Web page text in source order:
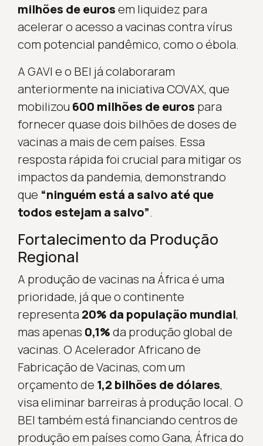
milhões de eurosem liquidez para
acelerar o acesso a vacinas contra vírus
com potencial pandêmico, como o ébola.
A GAVI e o BEI já colaboraram
anteriormente na iniciativa COVAX, que
mobilizou 600 milhões de euros para
fornecer quase dois bilhões de doses de
vacinas a mais de cem países. Essa
resposta rápida foi crucial para mitigar os
impactos da pandemia, demonstrando
que “ninguém está a salvo até que
todos estejam a salvo”.
Fortalecimento da Produção
Regional
A produção de vacinas na África é uma
prioridade, já que o continente
representa 20% da população mundial,
mas apenas 0,1%da produção global de
vacinas. O Acelerador Africano de
Fabricação de Vacinas, com um
orçamento de 1,2 bilhões de dólares,
visa eliminar barreiras à produção local. O
BEI também está financiando centros de
produção em países como Gana, África do